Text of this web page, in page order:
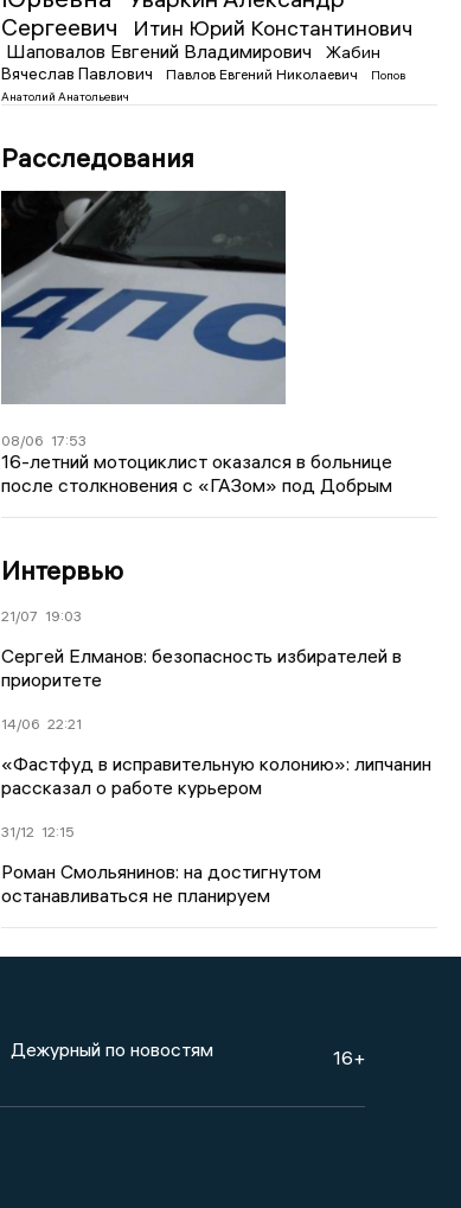
Сергеевич
Итин Юрий Константинович
Шаповалов Евгений Владимирович
Жабин
Вячеслав Павлович
Павлов Евгений Николаевич
Попов
Анатолий Анатольевич
Расследования
08/06 17:53
16-летний мотоциклист оказался в больнице
после столкновения с «ГАЗом» под Добрым
Интервью
21/07 19:03
Сергей Елманов: безопасность избирателей в
приоритете
14/06 22:21
«Фастфуд в исправительную колонию»: липчанин
рассказал о работе курьером
31/12 12:15
Роман Смольянинов: на достигнутом
останавливаться не планируем
Дежурный по новостям 16+